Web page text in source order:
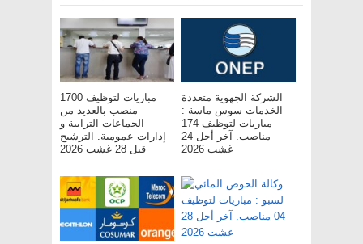
مباريات لتوظيف 1700
منصب بالعديد من
الجماعات الترابية و
إدارات عمومية. الترشيح
قبل 28 غشت 2026
الشركة الجهوية متعددة
الخدمات سوس ماسة :
مباريات لتوظيف 174
مناصب. آخر أجل 24
غشت 2026